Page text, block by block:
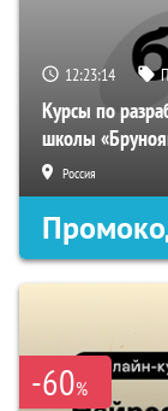
12:23:13
Курсы по
школы
Россия
-60%